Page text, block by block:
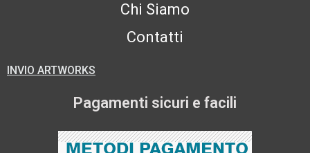
Chi Siamo
Contatti
INVIO ARTWORKS
Pagamenti sicuri e facili